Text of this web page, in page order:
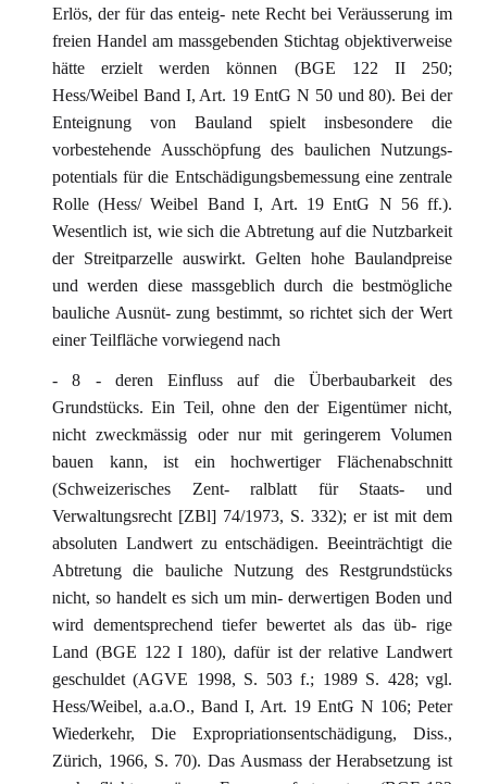
Erlös, der für das enteig- nete Recht bei Veräusserung im
freien Handel am massgebenden Stichtag objektiverweise
hätte erzielt werden können (BGE 122 II 250;
Hess/Weibel Band I, Art. 19 EntG N 50 und 80). Bei der
Enteignung von Bauland spielt insbesondere die
vorbestehende Ausschöpfung des baulichen Nutzungs-
potentials für die Entschädigungsbemessung eine zentrale
Rolle (Hess/ Weibel Band I, Art. 19 EntG N 56 ff.).
Wesentlich ist, wie sich die Abtretung auf die Nutzbarkeit
der Streitparzelle auswirkt. Gelten hohe Baulandpreise
und werden diese massgeblich durch die bestmögliche
bauliche Ausnüt- zung bestimmt, so richtet sich der Wert
einer Teilfläche vorwiegend nach
- 8 - deren Einfluss auf die Überbaubarkeit des
Grundstücks. Ein Teil, ohne den der Eigentümer nicht,
nicht zweckmässig oder nur mit geringerem Volumen
bauen kann, ist ein hochwertiger Flächenabschnitt
(Schweizerisches Zent- ralblatt für Staats- und
Verwaltungsrecht [ZBl] 74/1973, S. 332); er ist mit dem
absoluten Landwert zu entschädigen. Beeinträchtigt die
Abtretung die bauliche Nutzung des Restgrundstücks
nicht, so handelt es sich um min- derwertigen Boden und
wird dementsprechend tiefer bewertet als das üb- rige
Land (BGE 122 I 180), dafür ist der relative Landwert
geschuldet (AGVE 1998, S. 503 f.; 1989 S. 428; vgl.
Hess/Weibel, a.a.O., Band I, Art. 19 EntG N 106; Peter
Wiederkehr, Die Expropriationsentschädigung, Diss.,
Zürich, 1966, S. 70). Das Ausmass der Herabsetzung ist